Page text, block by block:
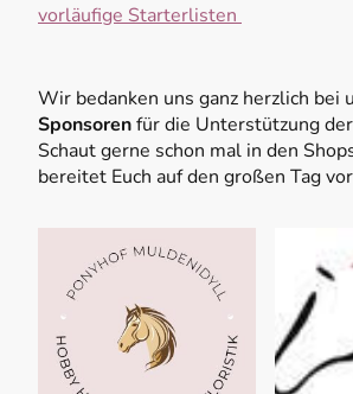
vorläufige Starterlisten
Wir bedanken uns ganz herzlich bei
Sponsorenfür die Unterstützung
Schaut gerne schon mal in den
bereitet Euch auf den großen Tag